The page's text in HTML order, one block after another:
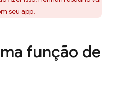
seu app.
função de